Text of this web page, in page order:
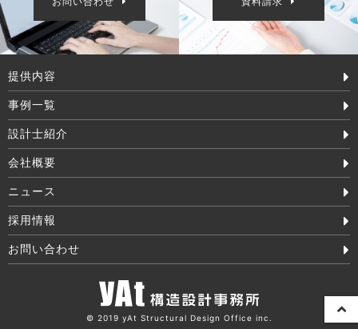
提供内容
事例一覧
設計士紹介
会社概要
ニュース
採用情報
お問い合わせ
© 2019 yAt Structural Design Office inc.